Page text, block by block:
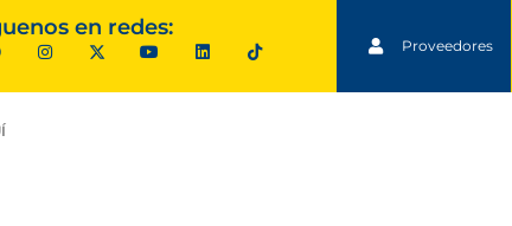
en redes:
Proveedores